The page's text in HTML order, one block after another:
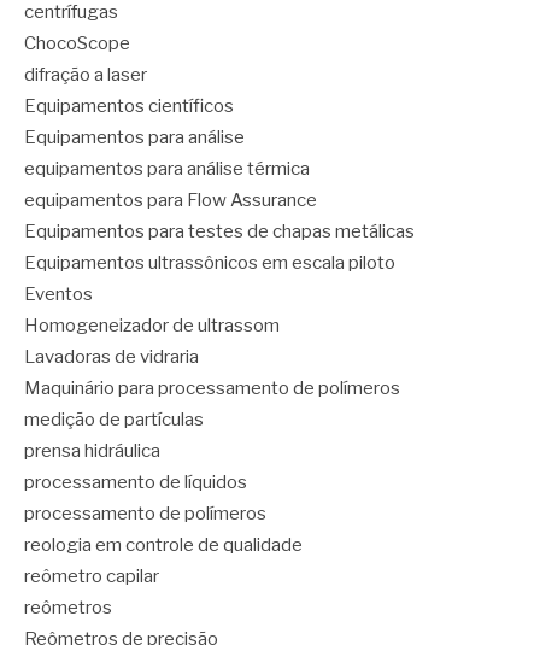
centrífugas
ChocoScope
difração a laser
Equipamentos científicos
Equipamentos para análise
equipamentos para análise térmica
equipamentos para Flow Assurance
Equipamentos para testes de chapas metálicas
Equipamentos ultrassônicos em escala piloto
Eventos
Homogeneizador de ultrassom
Lavadoras de vidraria
Maquinário para processamento de polímeros
medição de partículas
prensa hidráulica
processamento de líquidos
processamento de polímeros
reologia em controle de qualidade
reômetro capilar
reômetros
Reômetros de precisão